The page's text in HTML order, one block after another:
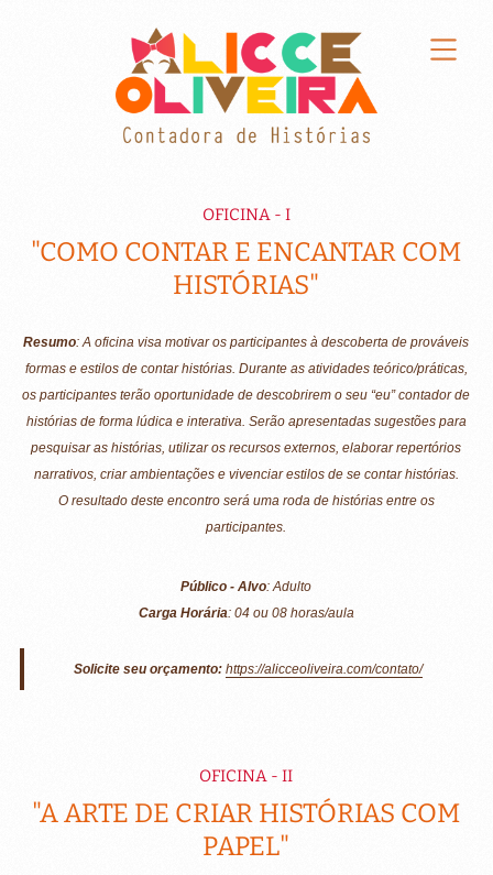
OFICINA - I
"COMO CONTAR E ENCANTAR COM
HISTÓRIAS"
Resumo: A oficina visa motivar os participantes à descoberta de prováveis
formas e estilos de contar histórias. Durante as atividades teórico/práticas,
os participantes terão oportunidade de descobrirem o seu “eu” contador de
histórias de forma lúdica e interativa. Serão apresentadas sugestões para
pesquisar as histórias, utilizar os recursos externos, elaborar repertórios
narrativos, criar ambientações e vivenciar estilos de se contar histórias.
O resultado deste encontro será uma roda de histórias entre os
participantes.
Público - Alvo: Adulto
Carga Horária: 04 ou 08 horas/aula
Solicite seu orçamento:https://alicceoliveira.com/contato/
OFICINA - II
"A ARTE DE CRIAR HISTÓRIAS COM
PAPEL"